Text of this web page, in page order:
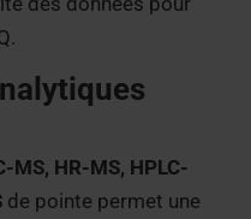
MS, HR-MS, HPLC-
de pointe permet une